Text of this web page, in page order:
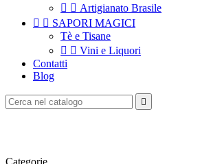
  Artigianato Brasile
  SAPORI MAGICI
Tè e Tisane
  Vini e Liquori
Contatti
Blog

Categorie